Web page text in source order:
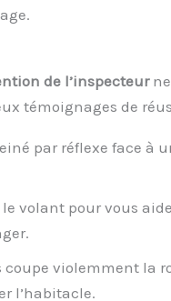
de l’inspecteurne
témoignages de
par réflexe face à
volant pour vous
coupe violemment la
l’habitacle.